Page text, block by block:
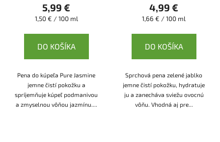
5,99 €
Jednotková
1,50 € / 100 ml
DO KOŠÍKA
Pena do kúpeľa Pure Jasmine
jemne čistí pokožku a
spríjemňuje kúpeľ podmanivou
a zmyselnou vôňou jazmínu....
4,99 €
Jednotková
1,66 € / 100 ml
DO KOŠÍKA
Sprchová pena zelené jablko
jemne čistí pokožku, hydratuje
ju a zanecháva sviežu ovocnú
vôňu. Vhodná aj pre...